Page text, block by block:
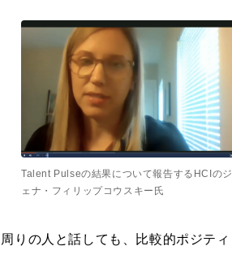
Talent Pulseの結果について報告するHCIのジ
ェナ・フィリップコウスキー氏
りの人と話しても、比較的ポジティ